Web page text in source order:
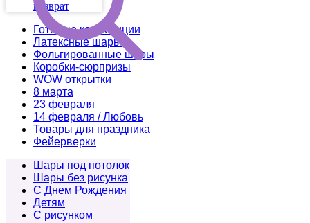
возврат
Готовые композиции
Латексные шары
Фольгированные шары
Коробки-сюрпризы
WOW открытки
8 марта
23 февраля
14 февраля / Любовь
Товары для праздника
Фейерверки
Шары под потолок
Шары без рисунка
С Днем Рождения
Детям
С рисунком